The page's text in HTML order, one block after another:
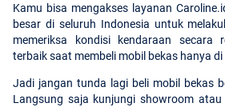
Kamu bisa mengakses layanan
besar di seluruh Indonesia untuk
memeriksa kondisi kendaraan secara
terbaik saat membeli mobil bekas hanya di
Jadi jangan tunda lagi beli mobil bekas
Langsung saja kunjungi showroom